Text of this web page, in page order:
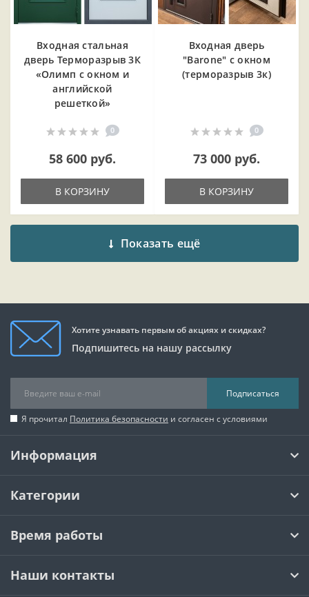
Входная cтальная
дверь Терморазрыв 3К
«Олимп с окном и
английской
решеткой»
0
58 600 руб.
В КОРЗИНУ
Входная дверь
"Barone" с окном
(терморазрыв 3к)
0
73 000 руб.
В КОРЗИНУ
Показать ещё
Хотите узнавать первым об акциях и скидках?
Подпишитесь на нашу рассылку
Подписаться
Я прочитал Политика безопасности и согласен с условиями
Информация
Категории
Время работы
Наши контакты